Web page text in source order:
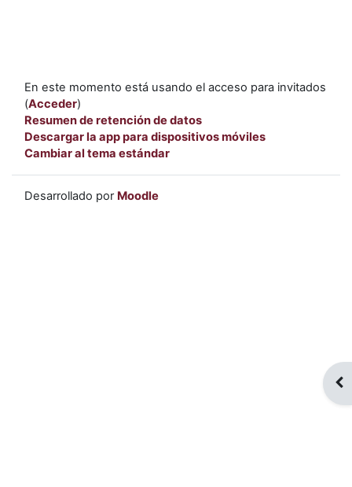
En este momento está usando el acceso para invitados
(Acceder)
Resumen de retención de datos
Descargar la app para dispositivos móviles
Cambiar al tema estándar
Desarrollado por Moodle